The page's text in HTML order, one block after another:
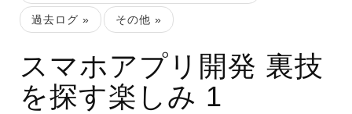
過去ログ » その他 »
スマホアプリ開発 裏技
を探す楽しみ 1